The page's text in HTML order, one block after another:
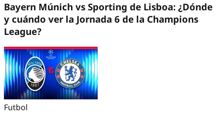
Bayern Múnich vs Sporting de Lisboa: ¿Dónde
y cuándo ver la Jornada 6 de la Champions
League?
Futbol